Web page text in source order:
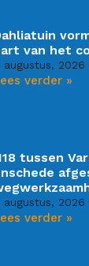
van het
augustus, 2026
verder »
tussen
augustus, 2026
verder »